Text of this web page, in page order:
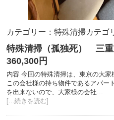
カテゴリー：特殊清掃カテゴ
特殊清掃（孤独死） 三
360,300円
内容 今回の特殊清掃は、東京の大家
この会社様の持ち物件であるアパー
を出来ないので、大家様の会社…
[...続きを読む]